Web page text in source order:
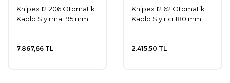
Knipex 121206 Otomatik
Kablo Sıyırma 195 mm
7.867,66 TL
Knipex 12 62 Otomatik
Kablo Sıyırıcı 180 mm
2.415,50 TL